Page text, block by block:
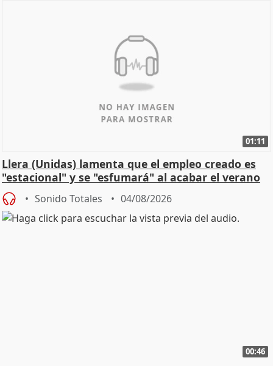
01:11
Llera (Unidas) lamenta que el empleo creado es
"estacional" y se "esfumará" al acabar el verano
Sonido Totales 04/08/2026
00:46